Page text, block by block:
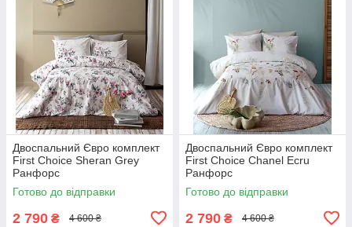
Двоспальний Євро комплект
First Choice Sheran Grey
Ранфорс
Готово до відправки
2 790 ₴ 4 600 ₴
Двоспальний Євро комплект
First Choice Chanel Ecru
Ранфорс
Готово до відправки
2 790 ₴ 4 600 ₴